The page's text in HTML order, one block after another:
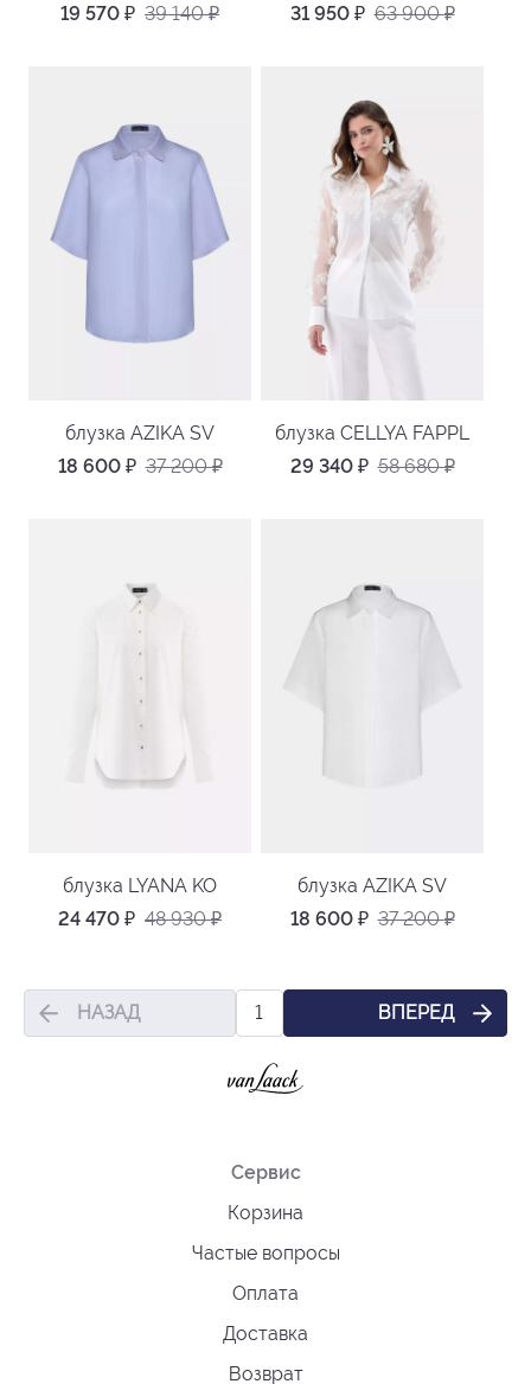
19 570 ₽ 39 140₽
31 950 ₽ 63 900₽
блузка AZIKA SV
18 600 ₽ 37 200₽
блузка CELLYA FAPPL
29 340 ₽ 58 680₽
блузка LYANA KO
24 470 ₽ 48 930₽
блузка AZIKA SV
18 600 ₽ 37 200₽
НАЗАД 1 ВПЕРЕД
Сервис
Корзина
Частые вопросы
Оплата
Доставка
Возврат